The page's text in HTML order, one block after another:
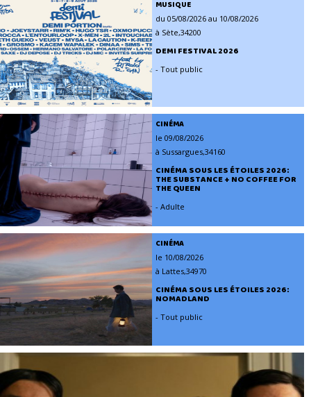
MUSIQUE
du 05/08/2026 au 10/08/2026
à Sète,34200
DEMI FESTIVAL 2026
- Tout public
CINÉMA
le 09/08/2026
à Sussargues,34160
CINÉMA SOUS LES ÉTOILES 2026:
THE SUBSTANCE + NO COFFEE FOR
THE QUEEN
- Adulte
CINÉMA
le 10/08/2026
à Lattes,34970
CINÉMA SOUS LES ÉTOILES 2026:
NOMADLAND
- Tout public